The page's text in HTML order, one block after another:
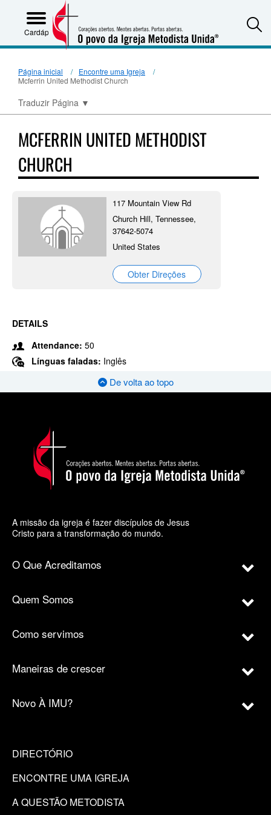
Cardápio
Página inicial
Encontre uma Igreja
Mcferrin United Methodist Church
Traduzir Página ▼
MCFERRIN UNITED METHODIST
CHURCH
117 Mountain View Rd
Church Hill, Tennessee,
37642-5074
United States
Obter Direções
DETAILS
Attendance: 50
Línguas faladas: Inglês
De volta ao topo
A missão da igreja é fazer discípulos de Jesus
Cristo para a transformação do mundo.
O Que Acreditamos
Quem Somos
Como servimos
Maneiras de crescer
Novo À IMU?
DIRECTÓRIO
ENCONTRE UMA IGREJA
A QUESTÃO METODISTA